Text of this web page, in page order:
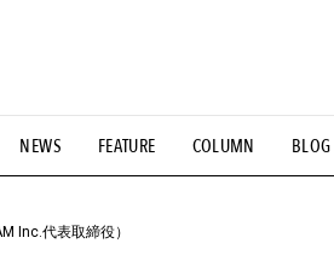
NEWS FEATURE COLUMN BLOG
逸品 #ESSENTIAL DESIGNS #古着
Inc.代表取締役）